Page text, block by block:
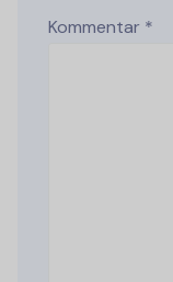
Kommentar *